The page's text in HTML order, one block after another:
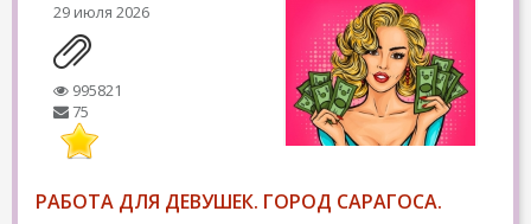
29 июля 2026
995821
75
РАБОТА ДЛЯ ДЕВУШЕК. ГОРОД САРАГОСА.